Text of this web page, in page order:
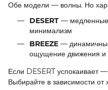
Обе модели — волны. Но
DESERT —
минимализм
BREEZE —
ощущение движения и
Если DESERT успокаивает
Выбирайте в зависимости